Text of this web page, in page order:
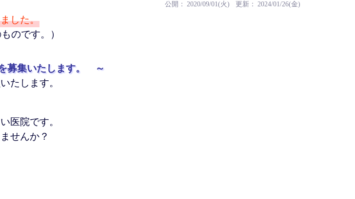
2020/09/01(火) 2024/01/26(金)
した。
のです。）
募集いたします。 ～
たします。
医院です。
せんか？